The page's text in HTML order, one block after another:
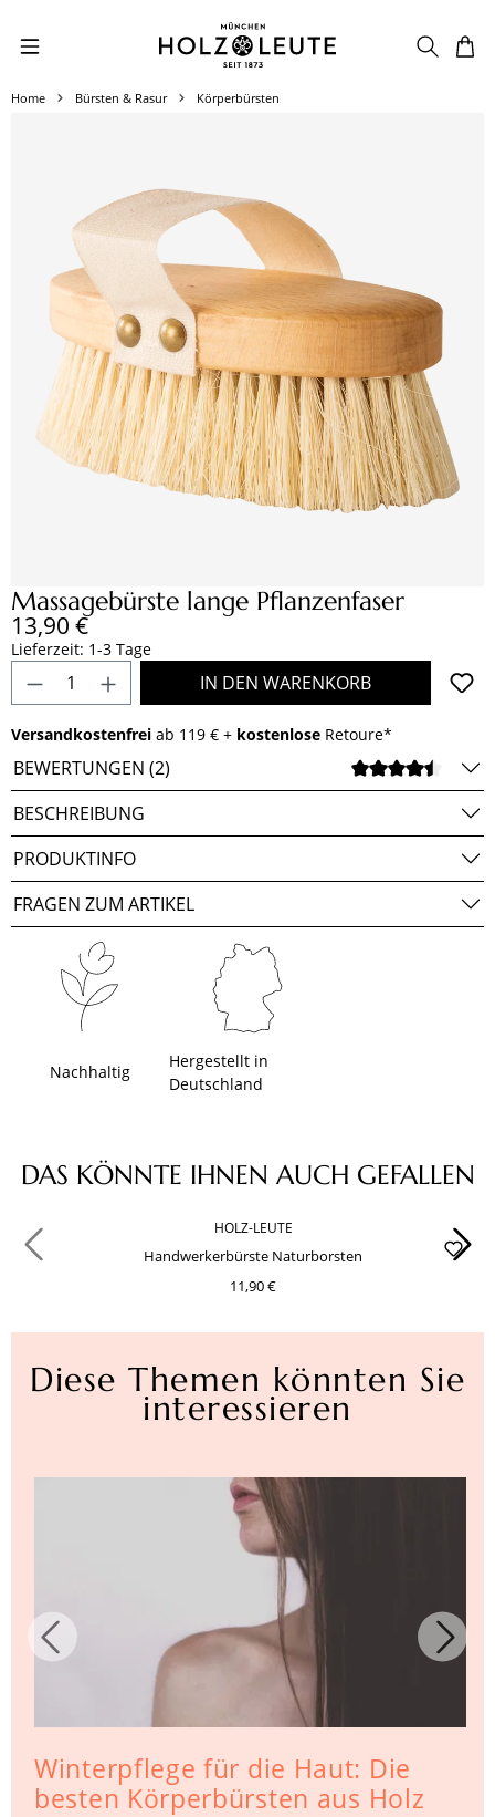
Zum Hauptinhalt springen
Home Bürsten & Rasur Körperbürsten
Massagebürste lange Pflanzenfaser
Regulärer Preis:
13,90 €
Lieferzeit: 1-3 Tage
Produkt Anzahl: Gib den gewünschten
IN DEN WARENKORB
Versandkostenfrei ab 119 € + kostenlose Retoure*
BEWERTUNGEN (2)
BESCHREIBUNG
PRODUKTINFO
FRAGEN ZUM ARTIKEL
Nachhaltig
Hergestellt in
Deutschland
Produktgalerie überspringen
DAS KÖNNTE IHNEN AUCH GEFALLEN
HOLZ-LEUTE
Handwerkerbürste Naturborsten
11,90 €
Diese Themen könnten Sie
interessieren
Winterpflege für die Haut: Die
besten Körperbürsten aus Holz